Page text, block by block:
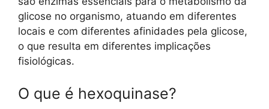
glicose no organismo, atuando em diferentes
locais e com diferentes afinidades pela glicose,
o que resulta em diferentes implicações
fisiológicas.
O que é hexoquinase?